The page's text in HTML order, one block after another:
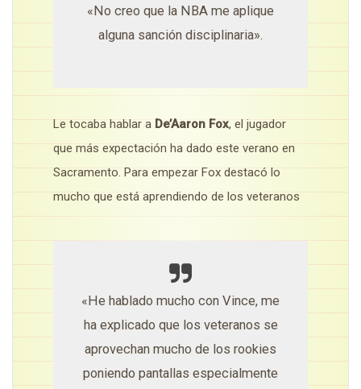
«No creo que la NBA me aplique
alguna sanción disciplinaria».
Le tocaba hablar a De’Aaron Fox, el jugador
que más expectación ha dado este verano en
Sacramento. Para empezar Fox destacó lo
mucho que está aprendiendo de los veteranos
«He hablado mucho con Vince, me
ha explicado que los veteranos se
aprovechan mucho de los rookies
poniendo pantallas especialmente